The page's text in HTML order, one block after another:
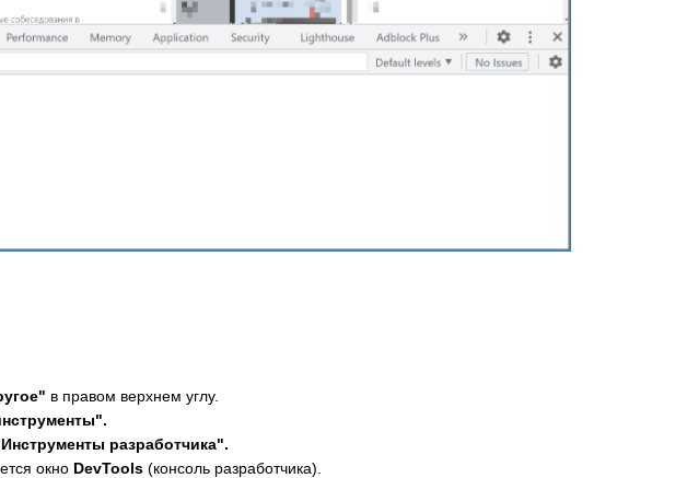
в правом верхнем углу.
разработчика".
окно DevTools (консоль разработчика).